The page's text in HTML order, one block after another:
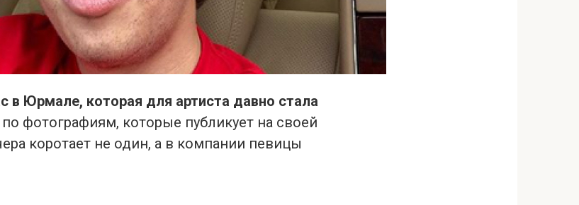
в Юрмале, которая для артиста давно стала
по фотографиям, которые публикует на своей
коротает не один, а в компании певицы